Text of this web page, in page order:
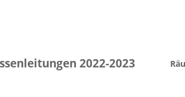
2022-2023